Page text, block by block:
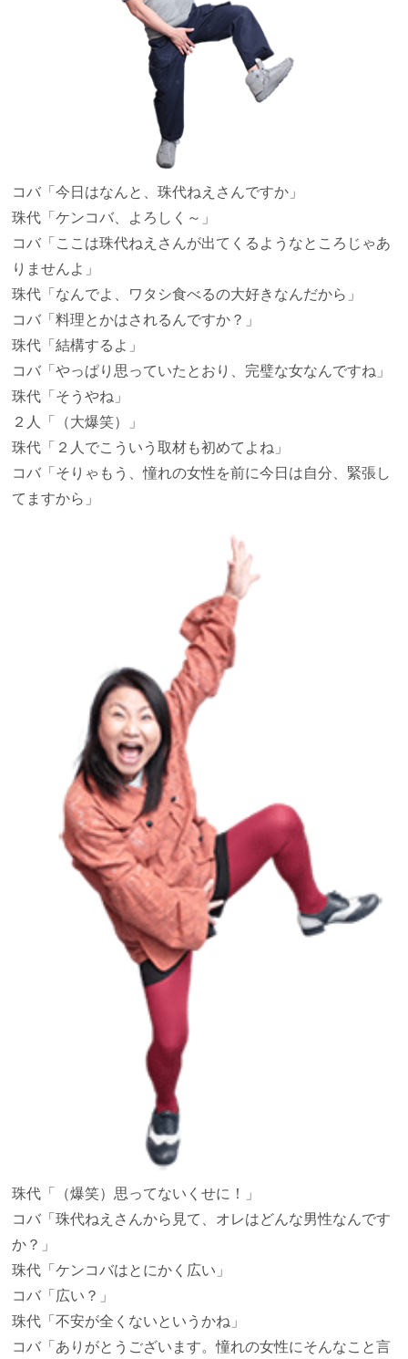
コバ 「今日はなんと、珠代ねえさんですか」
珠代 「ケンコバ、よろしく～」
コバ 「ここは珠代ねえさんが出てくるようなところじゃあ
りませんよ」
珠代 「なんでよ、ワタシ食べるの大好きなんだから」
コバ 「料理とかはされるんですか？」
珠代 「結構するよ」
コバ 「やっぱり思っていたとおり、完璧な女なんですね」
珠代 「そうやね」
２人
「（大爆笑）」
珠代 「２人でこういう取材も初めてよね」
コバ 「そりゃもう、憧れの女性を前に今日は自分、緊張し
てますから」
珠代 「（爆笑）思ってないくせに！」
コバ 「珠代ねえさんから見て、オレはどんな男性なんです
か？」
珠代 「ケンコバはとにかく広い」
コバ 「広い？」
珠代 「不安が全くないというかね」
コバ 「ありがとうございます。憧れの女性にそんなこと言